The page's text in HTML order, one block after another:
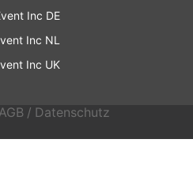
Inc DE
Inc NL
Inc UK
AGB / Datenschutz